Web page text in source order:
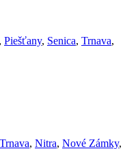
, Piešťany, Senica, Trnava,
Trnava, Nitra, Nové Zámky,